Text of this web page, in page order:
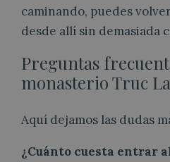
caminando, puedes
desde allí sin demasiada
Preguntas
monasterio Truc
Aquí dejamos las dudas
¿Cuánto cuesta entrar